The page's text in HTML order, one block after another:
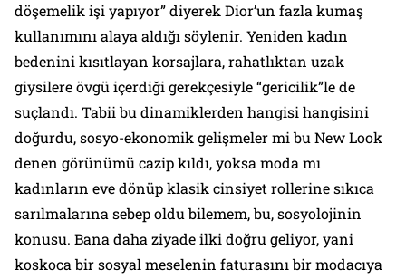
döşemelik işi yapıyor” diyerek Dior’un fazla kumaş
kullanımını alaya aldığı söylenir. Yeniden kadın
bedenini kısıtlayan korsajlara, rahatlıktan uzak
giysilere övgü içerdiği gerekçesiyle “gericilik”le de
suçlandı. Tabii bu dinamiklerden hangisi hangisini
doğurdu, sosyo-ekonomik gelişmeler mi bu New Look
denen görünümü cazip kıldı, yoksa moda mı
kadınların eve dönüp klasik cinsiyet rollerine sıkıca
sarılmalarına sebep oldu bilemem, bu, sosyolojinin
konusu. Bana daha ziyade ilki doğru geliyor, yani
koskoca bir sosyal meselenin faturasını bir modacıya